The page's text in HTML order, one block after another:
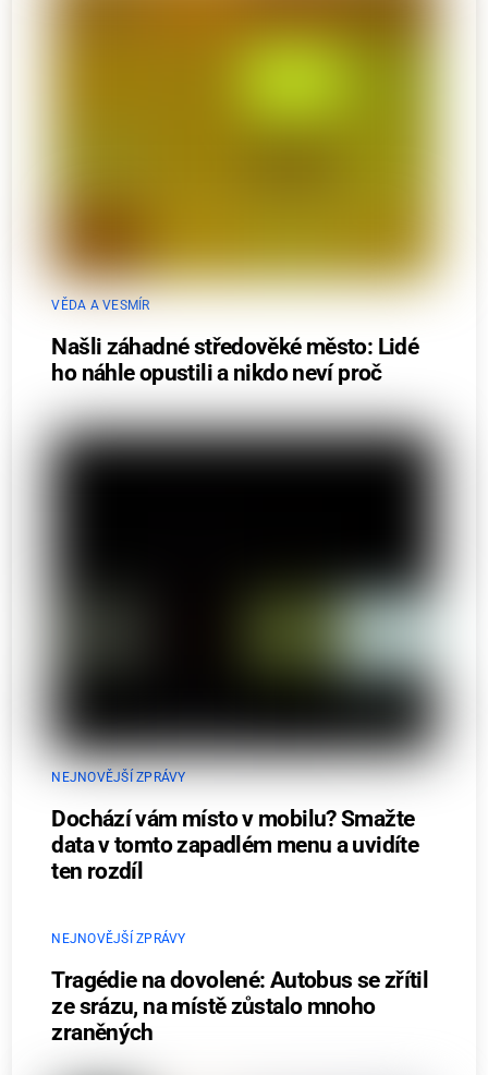
VĚDA A VESMÍR
Našli záhadné středověké město: Lidé
ho náhle opustili a nikdo neví proč
NEJNOVĚJŠÍ ZPRÁVY
Dochází vám místo v mobilu? Smažte
data v tomto zapadlém menu a uvidíte
ten rozdíl
NEJNOVĚJŠÍ ZPRÁVY
Tragédie na dovolené: Autobus se zřítil
ze srázu, na místě zůstalo mnoho
zraněných